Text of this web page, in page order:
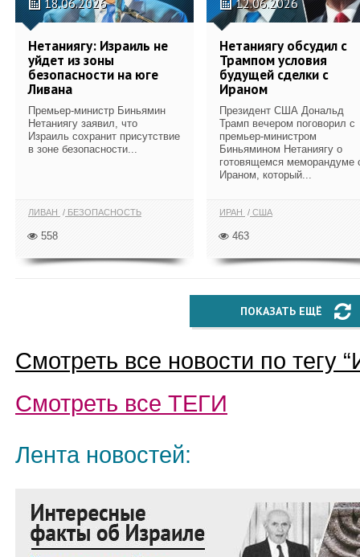
Нетаниягу: Израиль не
уйдет из зоны
безопасности на юге
Ливана
Премьер-министр Биньямин
Нетаниягу заявил, что
Израиль сохранит присутствие
в зоне безопасности...
ЛИВАН БЕЗОПАСНОСТЬ
558
Нетаниягу обсудил с
Трампом условия
будущей сделки с
Ираном
Президент США Дональд
Трамп вечером поговорил с
премьер-министром
Биньямином Нетаниягу о
готовящемся меморандуме
Ираном, который...
ИРАН США
463
ПОКАЗАТЬ ЕЩЁ
Смотреть все новости по тегу “
Смотреть все ТЕГИ
Лента новостей: